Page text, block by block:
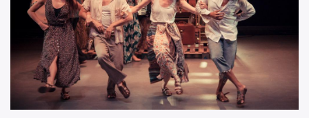
Edital de Credenciamento 2026/2027
Fundação Theatro Municipal
Notícias da Cultura
Nossos Espaços